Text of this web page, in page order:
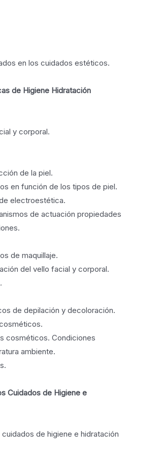
en los cuidados estéticos.
de Higiene Hidratación
y corporal.
de la piel.
en función de los tipos de piel.
electroestética.
de actuación propiedades
de maquillaje.
del vello facial y corporal.
de depilación y decoloración.
cosméticos. Condiciones
ambiente.
Cuidados de Higiene e
de higiene e hidratación